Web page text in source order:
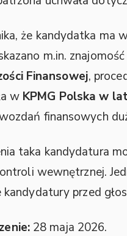
że kandydatka
m.in. znajomość
Finansowej,
w KPMG Polska w
finansowych
taka kandydatura
wewnętrznej.
przed
28 maja 2026.